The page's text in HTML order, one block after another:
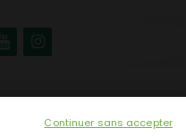
Continuer sans accepter